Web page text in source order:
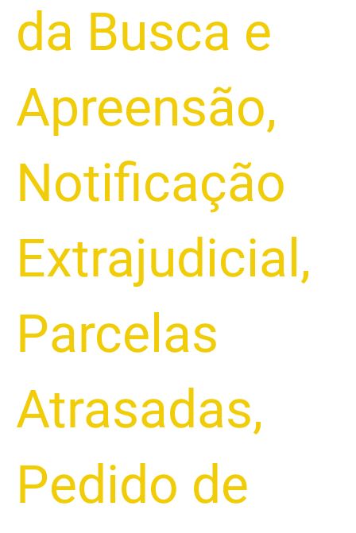
da Busca e
Apreensão,
Notificação
Extrajudicial ,
Parcelas
Atrasadas,
Pedido de